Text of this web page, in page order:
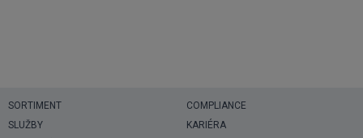
SORTIMENT
SLUŽBY
COMPLIANCE
KARIÉRA